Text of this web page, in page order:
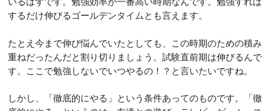
するだけ伸びるゴールデンタイムとも言えます。
たとえ今まで伸び悩んでいたとしても、この時期のための積み
重ねだったんだと割り切りましょう。試験直前期は伸びるんで
す。ここで勉強しないでいつやるの！？と言いたいですね。
しかし、「徹底的にやる」という条件あってのものです。「徹